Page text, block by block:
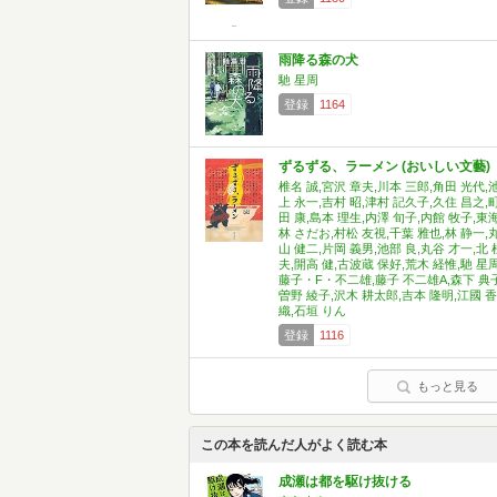
雨降る森の犬
馳 星周
登録
1164
ずるずる、ラーメン (おいしい文藝)
椎名 誠,宮沢 章夫,川本 三郎,角田 光代,
上 永一,吉村 昭,津村 記久子,久住 昌之,
田 康,島本 理生,内澤 旬子,内館 牧子,東
林 さだお,村松 友視,千葉 雅也,林 静一,
山 健二,片岡 義男,池部 良,丸谷 才一,北
夫,開高 健,古波蔵 保好,荒木 経惟,馳 星
藤子・F・不二雄,藤子 不二雄A,森下 典
曽野 綾子,沢木 耕太郎,吉本 隆明,江國 香
織,石垣 りん
登録
1116
もっと見る
この本を読んだ人がよく読む本
成瀬は都を駆け抜ける